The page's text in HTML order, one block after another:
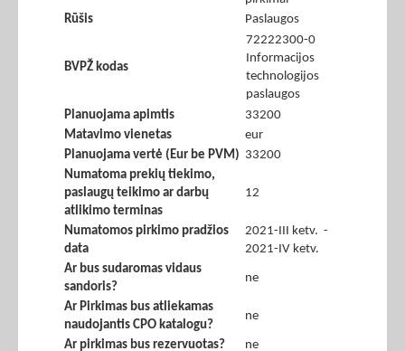
Rūšis
Paslaugos
BVPŽ kodas
72222300-0
Informacijos
technologijos
paslaugos
Planuojama apimtis
33200
Matavimo vienetas
eur
Planuojama vertė (Eur be PVM) 33200
Numatoma prekių tiekimo,
paslaugų teikimo ar darbų
atlikimo terminas
12
Numatomos pirkimo pradžios
data
2021-III ketv. -
2021-IV ketv.
Ar bus sudaromas vidaus
sandoris?
ne
Ar Pirkimas bus atliekamas
naudojantis CPO katalogu?
ne
Ar pirkimas bus rezervuotas? ne